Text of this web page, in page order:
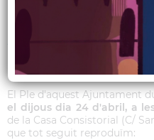
Municipal
24 d'abril
El Ple d'aquest Ajuntament
el dijous dia 24 d'abril, a
de la Casa Consistorial (C/
que tot seguit reproduïm: